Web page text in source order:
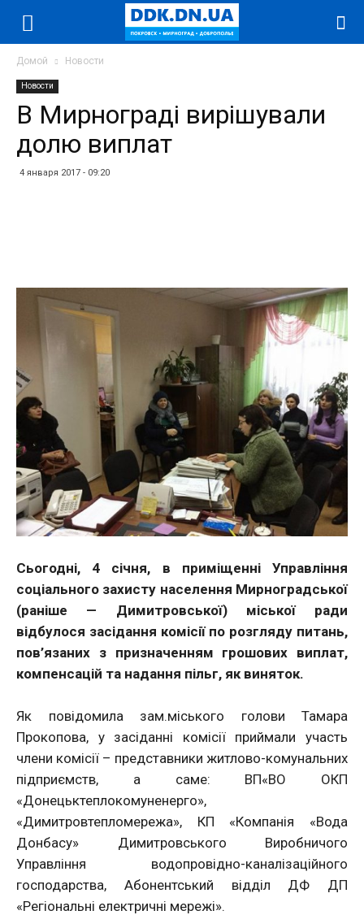
Домой Новости
Новости
В Мирнограді вирішували
долю виплат
4 января 2017 - 09:20
Сьогодні, 4 січня, в приміщенні Управління
соціального захисту населення Мирноградської
(раніше — Димитровської) міської ради
відбулося засідання комісії по розгляду питань,
пов’язаних з призначенням грошових виплат,
компенсацій та надання пільг, як виняток.
Як повідомила зам.міського голови Тамара
Прокопова, у засіданні комісії приймали участь
члени комісії – представники житлово-комунальних
підприємств, а саме: ВП«ВО ОКП
«Донецьктеплокомуненерго»,
«Димитровтепломережа», КП «Компанія «Вода
Донбасу» Димитровського Виробничого
Управління водопровідно-каналізаційного
господарства, Абонентський відділ ДФ ДП
«Регіональні електричні мережі».